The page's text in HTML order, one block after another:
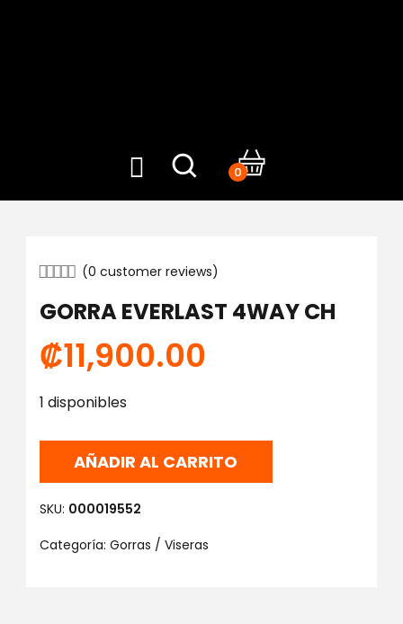
0
(0 customer reviews)
GORRA EVERLAST 4WAY CH
₡11,900.00
1 disponibles
AÑADIR AL CARRITO
SKU: 000019552
Categoría: Gorras / Viseras